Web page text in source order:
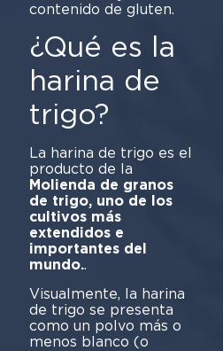
contenido de gluten.
¿Qué es la
harina de
trigo?
La harina de trigo es el
producto de la
Molienda de granos
de trigo, uno de los
cultivos más
extendidos e
importantes del
mundo.
Visualmente, la harina
de trigo se presenta
como un polvo más o
menos blanco (o